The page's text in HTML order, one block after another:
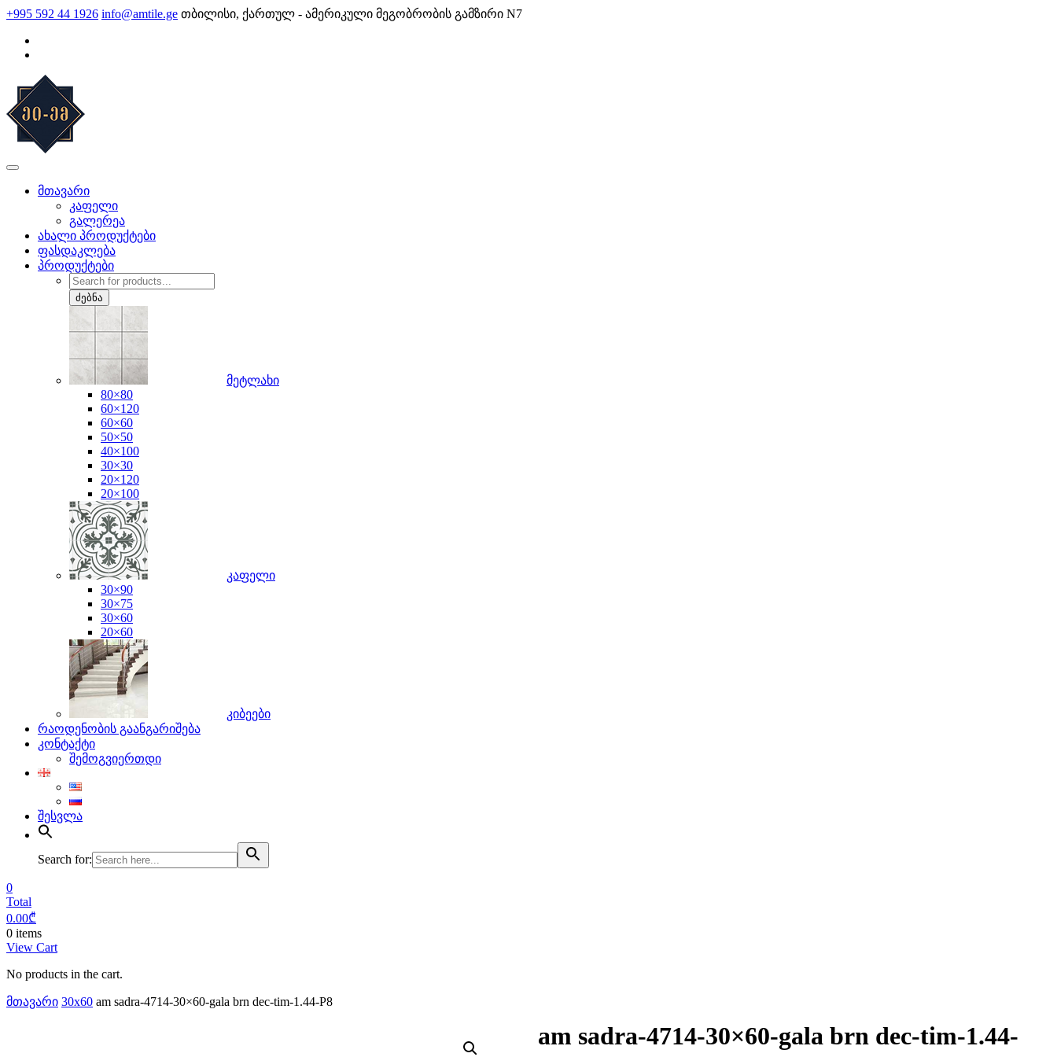
Skip
content
+995 592 44 1926 info@amtile.ge თბილისი, ქართულ - ამერიკული მეგობრობის გამზირი N7
მთავარი
კაფელი
გალერეა
ახალი პროდუქტები
ფასდაკლება
პროდუქტები
Products
search
ძებნა
მეტლახი
80×80
60×120
60×60
50×50
40×100
30×30
20×120
20×100
კაფელი
30×90
30×75
30×60
20×60
კიბეები
რაოდენობის გაანგარიშება
კონტაქტი
შემოგვიერთდი
შესვლა
Search for:
0
Total
0.00₾
0 items
View Cart
No products in the cart.
მთავარი 30x60 am sadra-4714-30×60-gala brn dec-tim-1.44-P8
am sadra-4714-30×60-gala brn dec-tim-1.44-